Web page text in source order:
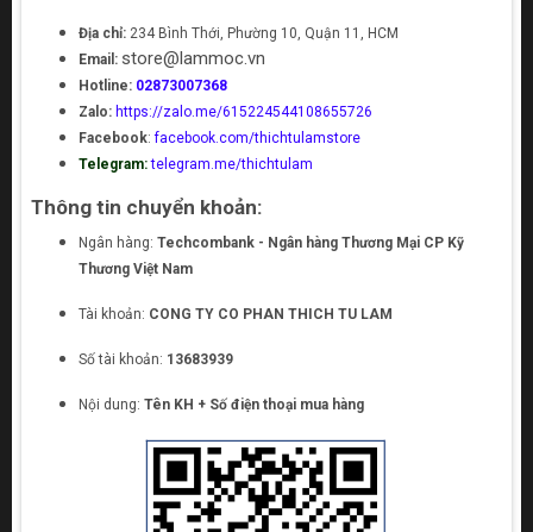
Địa chỉ: 234 Bình Thới, Phường 10, Quận 11, HCM
Email: store@lammoc.vn
Hotline: 02873007368
Zalo: https://zalo.me/615224544108655726
Facebook:facebook.com/thichtulamstore
Telegram: telegram.me/thichtulam
Thông tin chuyển khoản:
Ngân hàng: Techcombank - Ngân hàng Thương Mại CP Kỹ
Thương Việt Nam
Tài khoản: CONG TY CO PHAN THICH TU LAM
Số tài khoản: 13683939
Nội dung: Tên KH + Số điện thoại mua hàng